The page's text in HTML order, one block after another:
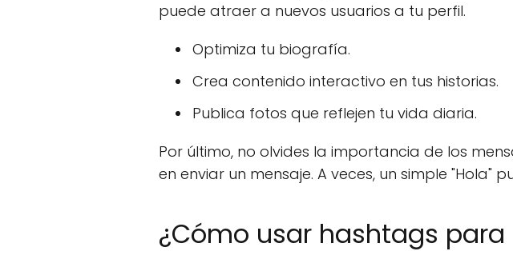
puede atraer a nuevos usuarios a tu perfil.
Optimiza tu biografía.
Crea contenido interactivo en tus historias.
Publica fotos que reflejen tu vida diaria.
Por último, no olvides la importancia de los
en enviar un mensaje. A veces, un simple "Hola"
¿Cómo usar hashtags